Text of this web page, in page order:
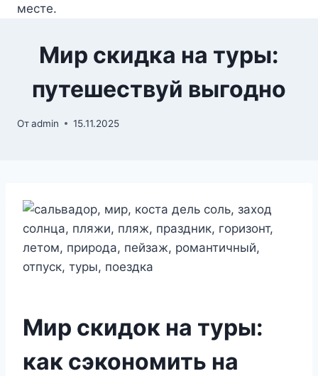
Мир скидка на туры:
путешествуй выгодно
Отadmin 15.11.2025
Мир скидок на туры:
как сэкономить на